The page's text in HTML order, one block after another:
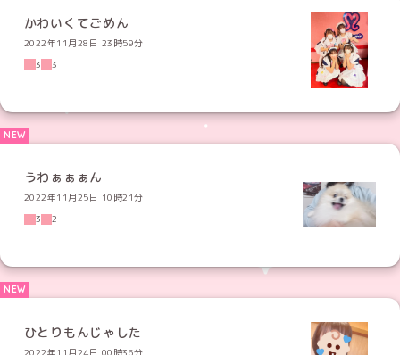
かわいくてごめん
2022年11月28日 23時59分
3
3
うわぁぁぁん
2022年11月25日 10時21分
3
2
ひとりもんじゃした
2022年11月24日 00時36分